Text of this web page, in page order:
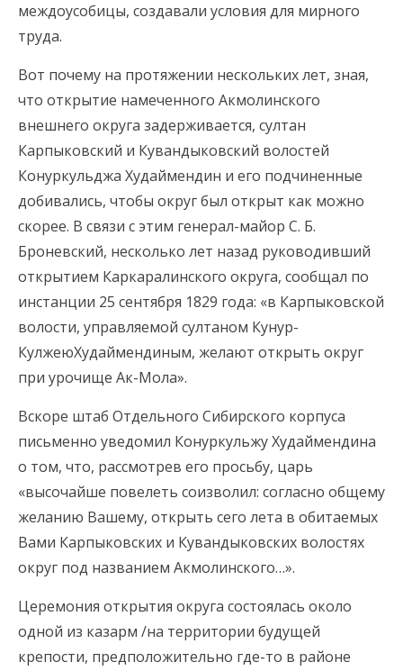
междоусобицы, создавали условия для мирного
труда.
Вот почему на протяжении нескольких лет, зная,
что открытие намеченного Акмолинского
внешнего округа задерживается, султан
Карпыковский и Кувандыковский волостей
Конуркульджа Худаймендин и его подчиненные
добивались, чтобы округ был открыт как можно
скорее. В связи с этим генерал-майор С. Б.
Броневский, несколько лет назад руководивший
открытием Каркаралинского округа, сообщал по
инстанции 25 сентября 1829 года: «в Карпыковской
волости, управляемой султаном Кунур-
КулжеюХудаймендиным, желают открыть округ
при урочище Ак-Мола».
Вскоре штаб Отдельного Сибирского корпуса
письменно уведомил Конуркульжу Худаймендина
о том, что, рассмотрев его просьбу, царь
«высочайше повелеть соизволил: согласно общему
желанию Вашему, открыть сего лета в обитаемых
Вами Карпыковских и Кувандыковских волостях
округ под названием Акмолинского…».
Церемония открытия округа состоялась около
одной из казарм /на территории будущей
крепости, предположительно где-то в районе